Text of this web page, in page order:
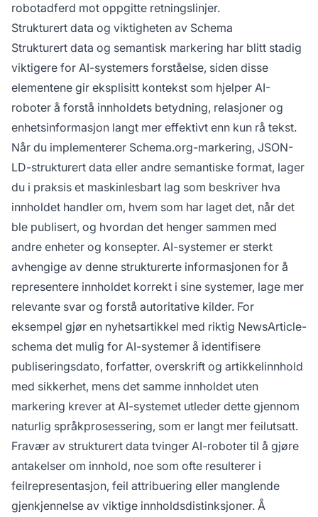
robotadferd mot oppgitte retningslinjer.
Strukturert data og viktigheten av Schema
Strukturert data og semantisk markering har blitt stadig
viktigere for AI-systemers forståelse, siden disse
elementene gir eksplisitt kontekst som hjelper AI-
roboter å forstå innholdets betydning, relasjoner og
enhetsinformasjon langt mer effektivt enn kun rå tekst.
Når du implementerer Schema.org-markering, JSON-
LD-strukturert data eller andre semantiske format, lager
du i praksis et maskinlesbart lag som beskriver hva
innholdet handler om, hvem som har laget det, når det
ble publisert, og hvordan det henger sammen med
andre enheter og konsepter. AI-systemer er sterkt
avhengige av denne strukturerte informasjonen for å
representere innholdet korrekt i sine systemer, lage mer
relevante svar og forstå autoritative kilder. For
eksempel gjør en nyhetsartikkel med riktig NewsArticle-
schema det mulig for AI-systemer å identifisere
publiseringsdato, forfatter, overskrift og artikkelinnhold
med sikkerhet, mens det samme innholdet uten
markering krever at AI-systemet utleder dette gjennom
naturlig språkprosessering, som er langt mer feilutsatt.
Fravær av strukturert data tvinger AI-roboter til å gjøre
antakelser om innhold, noe som ofte resulterer i
feilrepresentasjon, feil attribuering eller manglende
gjenkjennelse av viktige innholdsdistinksjoner. Å